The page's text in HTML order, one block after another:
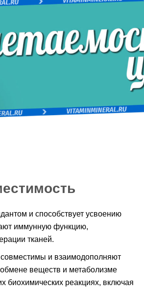
и способствует усвоению
иммунную функцию,
тканей.
и взаимодополняют
веществ и метаболизме
биохимических реакциях, включая